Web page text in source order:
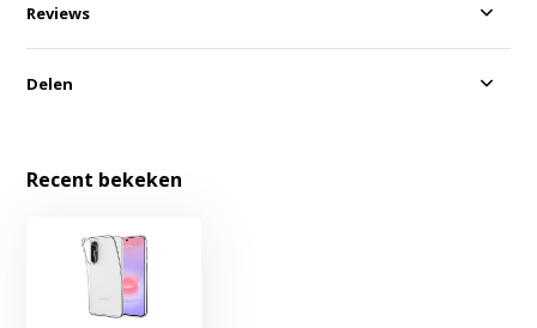
Reviews
Delen
Recent bekeken